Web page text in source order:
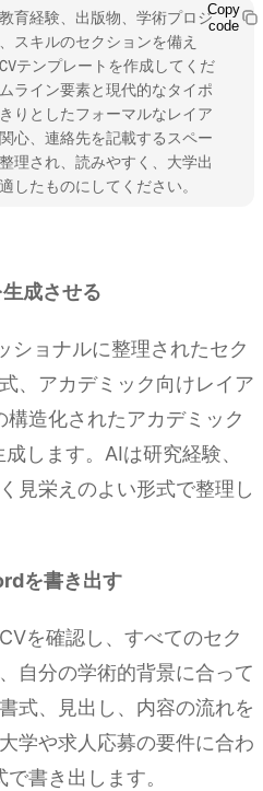
育経験、出版物、学術プロジ
スキルのセクションを備え
テンプレートを作成してくだ
ライン要素と現代的なタイポ
りとしたフォーマルなレイア
心、連絡先を記載するスペー
理され、読みやすく、大学出
したものにしてください。
Copy
code
成させる
ショナルに整理されたセク
、アカデミック向けレイア
造化されたアカデミック
します。AIは研究経験、
見栄えのよい形式で整理し
を書き出す
を確認し、すべてのセク
自分の学術的背景に合って
式、見出し、内容の流れを
学や求人応募の要件に合わ
書き出します。